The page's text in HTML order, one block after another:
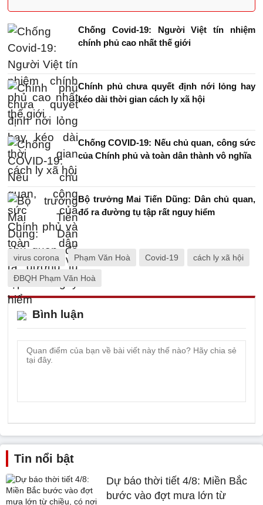
Chống Covid-19: Người Việt tín nhiệm
chính phủ cao nhất thế giới
Chính phủ chưa quyết định nới lỏng hay
kéo dài thời gian cách ly xã hội
Chống COVID-19: Nếu chủ quan, công sức
của Chính phủ và toàn dân thành vô nghĩa
Bộ trưởng Mai Tiến Dũng: Dân chủ quan,
đổ ra đường tụ tập rất nguy hiểm
virus corona Phạm Văn Hoà Covid-19 cách ly xã hội
ĐBQH Phạm Văn Hoà
Bình luận
Tin nổi bật
Dự báo thời tiết 4/8: Miền Bắc
bước vào đợt mưa lớn từ